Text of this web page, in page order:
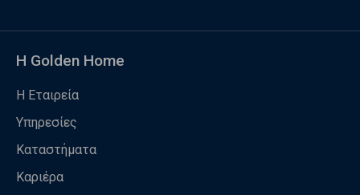
Η Golden Home
Η Εταιρεία
Υπηρεσίες
Καταστήματα
Καριέρα